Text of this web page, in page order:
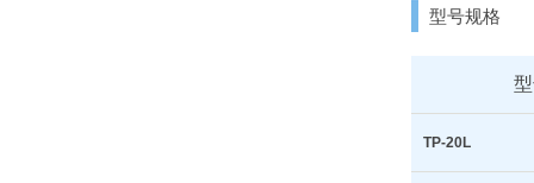
型号规格
TP-20L